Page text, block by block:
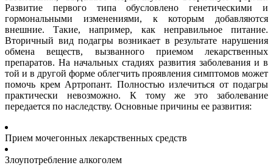
Развитие первого типа обусловлено генетическими и
гормональными изменениями, к которым добавляются
внешние. Такие, например, как неправильное питание.
Вторичный вид подагры возникает в результате нарушения
обмена веществ, вызванного приемом лекарственных
препаратов. На начальных стадиях развития заболевания и в
той и в другой форме облегчить проявления симптомов может
помочь крем Артропант. Полностью излечиться от подагры
практически невозможно. К тому же это заболевание
передается по наследству. Основные причины ее развития:
Прием мочегонных лекарственных средств
Злоупотребление алкоголем